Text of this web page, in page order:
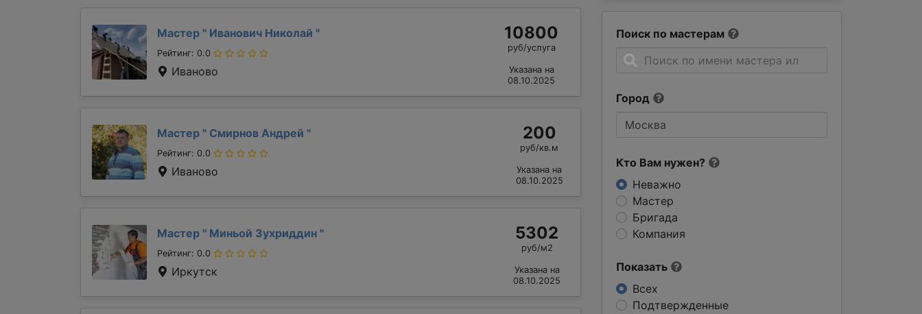
Поиск по мастерам
Город
Кто Вам нужен?
Неважно
Мастер
Бригада
Компания
Показать
Всех
Подтвержденные
Мастер " Иванович Николай "
Рейтинг: 0.0
Иваново
10800
руб/услуга
Указана на
08.10.2025
Мастер " Смирнов Андрей "
Рейтинг: 0.0
Иваново
200
руб/кв.м
Указана на
08.10.2025
Мастер " Миньой Зухриддин "
Рейтинг: 0.0
Иркутск
5302
руб/м2
Указана на
08.10.2025